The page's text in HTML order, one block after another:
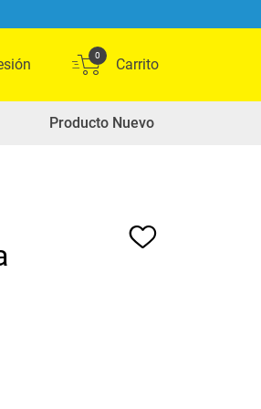
0
Producto Nuevo